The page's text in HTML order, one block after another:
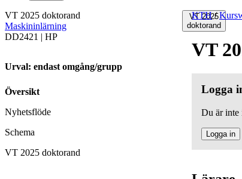
VT 2025
doktorand
KTH /
VT
Logga
Du är inte
Logga in
VT 2025 doktorand
Maskininlärning
DD2421 | HP
Urval: endast omgång/grupp
Översikt
Nyhetsflöde
Schema
VT 2025 doktorand